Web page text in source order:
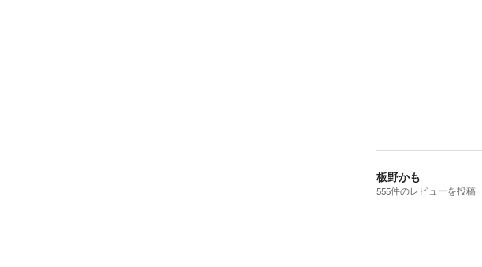
板野かも
555件のレビューを投稿